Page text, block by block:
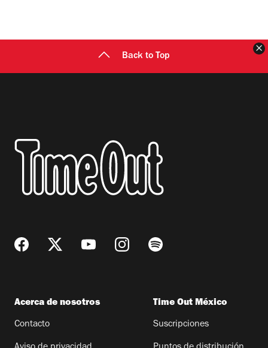
Back to Top
Acerca de nosotros
Contacto
Time Out México
Suscripciones